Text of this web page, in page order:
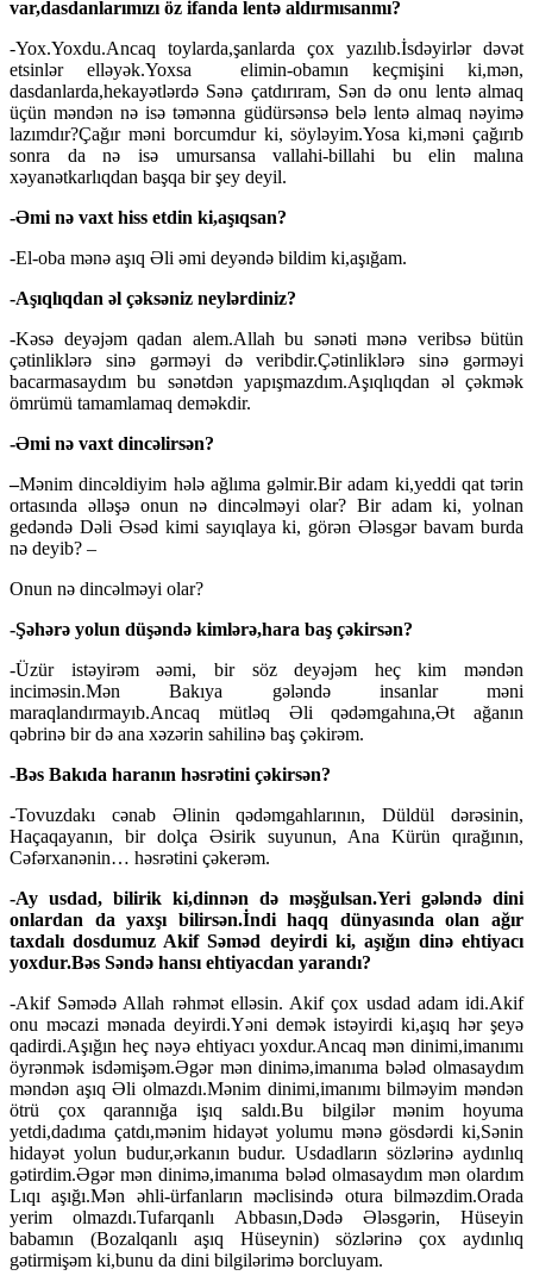
var,dasdanlarımızı öz ifanda lentə aldırmısanmı?
-Yox.Yoxdu.Ancaq toylarda,şanlarda çox yazılıb.İsdəyirlər dəvət
etsinlər elləyək.Yoxsa elimin-obamın keçmişini ki,mən,
dasdanlarda,hekayətlərdə Sənə çatdırıram, Sən də onu lentə almaq
üçün məndən nə isə təmənna güdürsənsə belə lentə almaq nəyimə
lazımdır?Çağır məni borcumdur ki, söyləyim.Yosa ki,məni çağırıb
sonra da nə isə umursansa vallahi-billahi bu elin malına
xəyanətkarlıqdan başqa bir şey deyil.
-Əmi nə vaxt hiss etdin ki,aşıqsan?
-El-oba mənə aşıq Əli əmi deyəndə bildim ki,aşığam.
-Aşıqlıqdan əl çəksəniz neylərdiniz?
-Kəsə deyəjəm qadan alem.Allah bu sənəti mənə veribsə bütün
çətinliklərə sinə gərməyi də veribdir.Çətinliklərə sinə gərməyi
bacarmasaydım bu sənətdən yapışmazdım.Aşıqlıqdan əl çəkmək
ömrümü tamamlamaq deməkdir.
-Əmi nə vaxt dincəlirsən?
–Mənim dincəldiyim hələ ağlıma gəlmir.Bir adam ki,yeddi qat tərin
ortasında əlləşə onun nə dincəlməyi olar? Bir adam ki, yolnan
gedəndə Dəli Əsəd kimi sayıqlaya ki, görən Ələsgər bavam burda
nə deyib? –
Onun nə dincəlməyi olar?
-Şəhərə yolun düşəndə kimlərə,hara baş çəkirsən?
-Üzür istəyirəm əəmi, bir söz deyəjəm heç kim məndən
inciməsin.Mən Bakıya gələndə insanlar məni
maraqlandırmayıb.Ancaq mütləq Əli qədəmgahına,Ət ağanın
qəbrinə bir də ana xəzərin sahilinə baş çəkirəm.
-Bəs Bakıda haranın həsrətini çəkirsən?
-Tovuzdakı cənab Əlinin qədəmgahlarının, Düldül dərəsinin,
Haçaqayanın, bir dolça Əsirik suyunun, Ana Kürün qırağının,
Cəfərxanənin… həsrətini çəkerəm.
-Ay usdad, bilirik ki,dinnən də məşğulsan.Yeri gələndə dini
onlardan da yaxşı bilirsən.İndi haqq dünyasında olan ağır
taxdalı dosdumuz Akif Səməd deyirdi ki, aşığın dinə ehtiyacı
yoxdur.Bəs Səndə hansı ehtiyacdan yarandı?
-Akif Səmədə Allah rəhmət elləsin. Akif çox usdad adam idi.Akif
onu məcazi mənada deyirdi.Yəni demək istəyirdi ki,aşıq hər şeyə
qadirdi.Aşığın heç nəyə ehtiyacı yoxdur.Ancaq mən dinimi,imanımı
öyrənmək isdəmişəm.Əgər mən dinimə,imanıma bələd olmasaydım
məndən aşıq Əli olmazdı.Mənim dinimi,imanımı bilməyim məndən
ötrü çox qarannığa işıq saldı.Bu bilgilər mənim hoyuma
yetdi,dadıma çatdı,mənim hidayət yolumu mənə gösdərdi ki,Sənin
hidayət yolun budur,ərkanın budur. Usdadların sözlərinə aydınlıq
gətirdim.Əgər mən dinimə,imanıma bələd olmasaydım mən olardım
Lıqı aşığı.Mən əhli-ürfanların məclisində otura bilməzdim.Orada
yerim olmazdı.Tufarqanlı Abbasın,Dədə Ələsgərin, Hüseyin
babamın (Bozalqanlı aşıq Hüseynin) sözlərinə çox aydınlıq
gətirmişəm ki,bunu da dini bilgilərimə borcluyam.